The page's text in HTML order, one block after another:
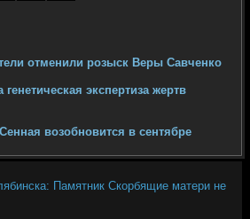
отменили розыск Веры Савченко
экспертиза жертв
возобновится в сентябре
Памятник Скорбящие матери не